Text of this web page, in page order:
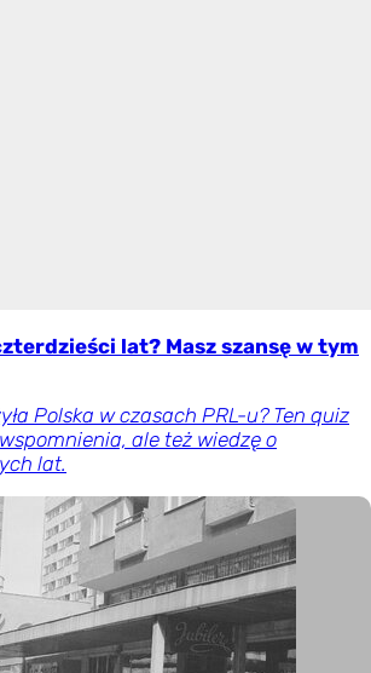
lat? Masz szansę w tym
Polska w czasach PRL-u? Ten quiz
ale też wiedzę o
lat.